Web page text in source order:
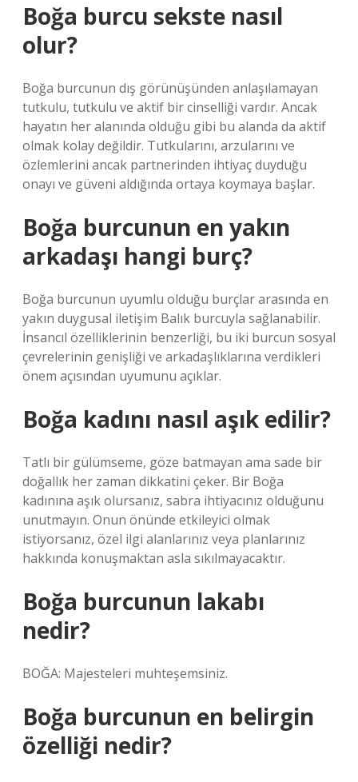
Boğa burcu sekste nasıl
olur?
Boğa burcunun dış görünüşünden anlaşılamayan
tutkulu, tutkulu ve aktif bir cinselliği vardır. Ancak
hayatın her alanında olduğu gibi bu alanda da aktif
olmak kolay değildir. Tutkularını, arzularını ve
özlemlerini ancak partnerinden ihtiyaç duyduğu
onayı ve güveni aldığında ortaya koymaya başlar.
Boğa burcunun en yakın
arkadaşı hangi burç?
Boğa burcunun uyumlu olduğu burçlar arasında en
yakın duygusal iletişim Balık burcuyla sağlanabilir.
İnsancıl özelliklerinin benzerliği, bu iki burcun sosyal
çevrelerinin genişliği ve arkadaşlıklarına verdikleri
önem açısından uyumunu açıklar.
Boğa kadını nasıl aşık edilir?
Tatlı bir gülümseme, göze batmayan ama sade bir
doğallık her zaman dikkatini çeker. Bir Boğa
kadınına aşık olursanız, sabra ihtiyacınız olduğunu
unutmayın. Onun önünde etkileyici olmak
istiyorsanız, özel ilgi alanlarınız veya planlarınız
hakkında konuşmaktan asla sıkılmayacaktır.
Boğa burcunun lakabı
nedir?
BOĞA: Majesteleri muhteşemsiniz.
Boğa burcunun en belirgin
özelliği nedir?